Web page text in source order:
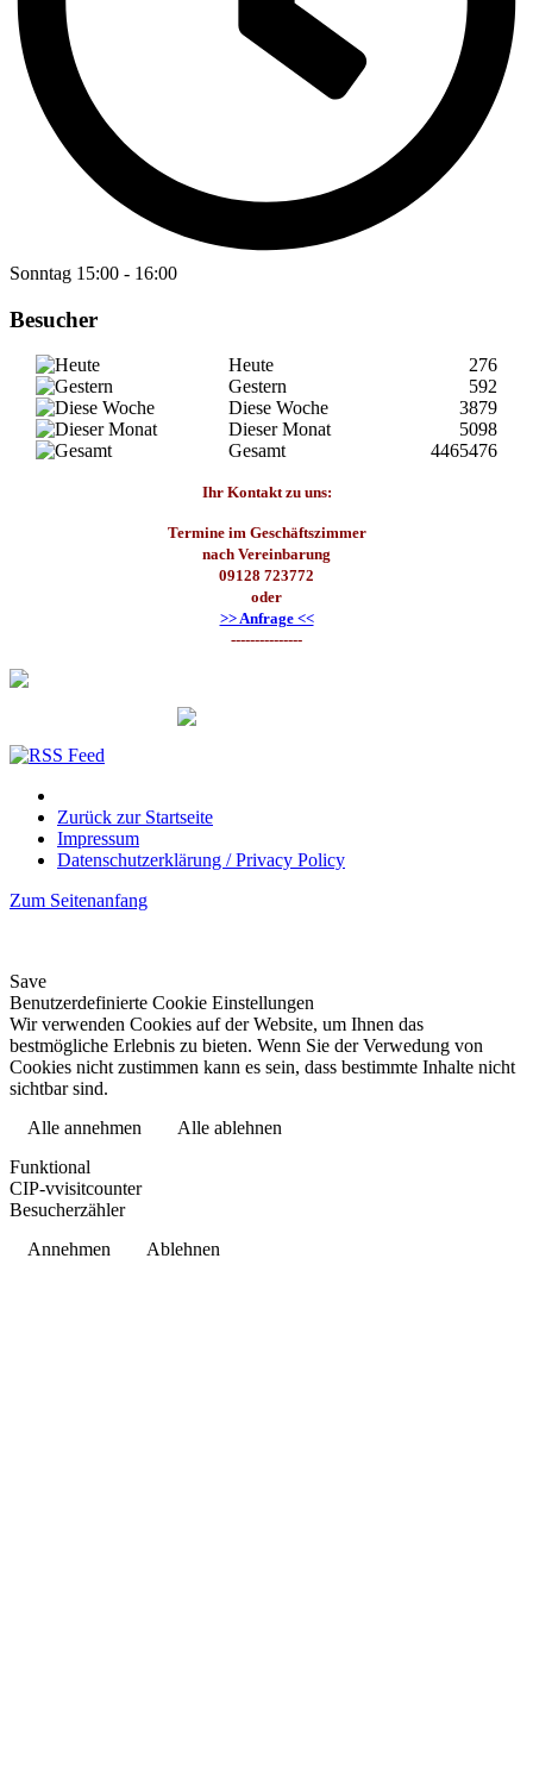
Sonntag 15:00 - 16:00
Besucher
Heute
276
Gestern
592
Diese Woche
3879
Dieser Monat
5098
Gesamt
4465476
Ihr Kontakt zu uns:
Termine im Geschäftszimmer
nach Vereinbarung
09128 723772
oder
>> Anfrage <<
---------------
Zurück zur Startseite
Impressum
Datenschutzerklärung / Privacy Policy
Zum Seitenanfang
Save
Benutzerdefinierte Cookie Einstellungen
Wir verwenden Cookies auf der Website, um Ihnen das
bestmögliche Erlebnis zu bieten. Wenn Sie der Verwedung von
Cookies nicht zustimmen kann es sein, dass bestimmte Inhalte nicht
sichtbar sind.
Alle annehmen
Alle ablehnen
Funktional
CIP-vvisitcounter
Besucherzähler
Annehmen
Ablehnen